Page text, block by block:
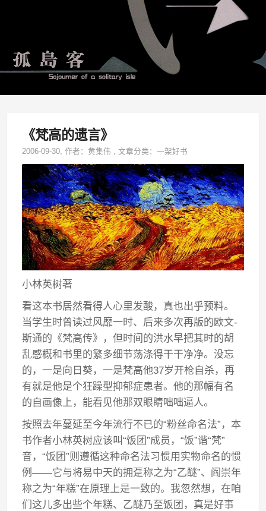
《梵高的遗言》
2006-09-30, 作者：黄集伟 ,文章分类：一架好书
小林英树著
看这本书居然看得人心里发酸，真也出乎预料。
当学生时曾读过风靡一时、后来多次再版的欧文-
斯通的《梵高传》，但时间的洪水早把其时的胡
乱感概和书里的繁多细节荡涤得干干净净。没忘
的，一是向日葵，一是梵高他37岁开枪自杀，再
有就是他是个狂躁型抑郁症患者。他的那幅有名
的自画像上，能看见他那双眼睛咄咄逼人。
按照去年蔓延至今年流行不已的“粉丝命名法”，本
书作者小林英树应该叫“饭团”成员，“饭”谐“梵”
音，“饭团”则遵循这种命名法习惯用实物命名的惯
例——它与将易中天的拥趸称之为“乙醚”、阎崇年
称之为“年糕”在原理上是一致的。我忽然想，在咱
们这儿多出些个年糕、乙醚乃至饭团，真是好事